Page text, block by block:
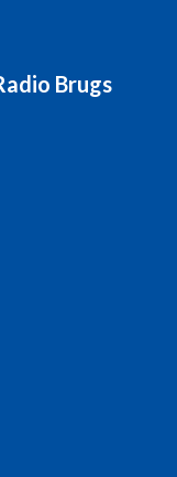
Brugs